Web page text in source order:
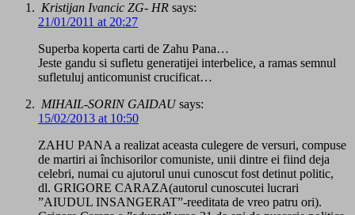
Kristijan Ivancic ZG- HR says:
21/01/2011 at 20:27
Superba koperta carti de Zahu Pana…
Jeste gandu si sufletu generatijei interbelice, a ramas semnul
sufletuluj anticomunist crucificat…
MIHAIL-SORIN GAIDAU says:
15/02/2013 at 10:50
ZAHU PANA a realizat aceasta culegere de versuri, compuse
de martiri ai închisorilor comuniste, unii dintre ei fiind deja
celebri, numai cu ajutorul unui cunoscut fost detinut politic,
dl. GRIGORE CARAZA(autorul cunoscutei lucrari
”AIUDUL INSANGERAT”-reeditata de vreo patru ori).